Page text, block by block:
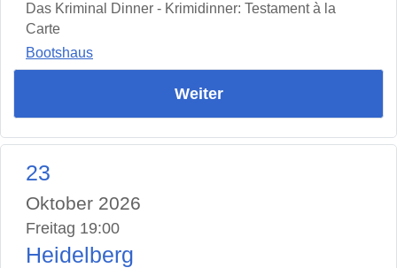
Das Kriminal Dinner - Krimidinner: Testament à la
Carte
Bootshaus
Weiter
23
Oktober 2026
Freitag 19:00
Heidelberg